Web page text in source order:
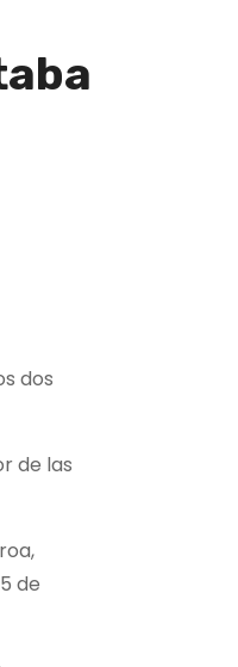
dos
de las
de